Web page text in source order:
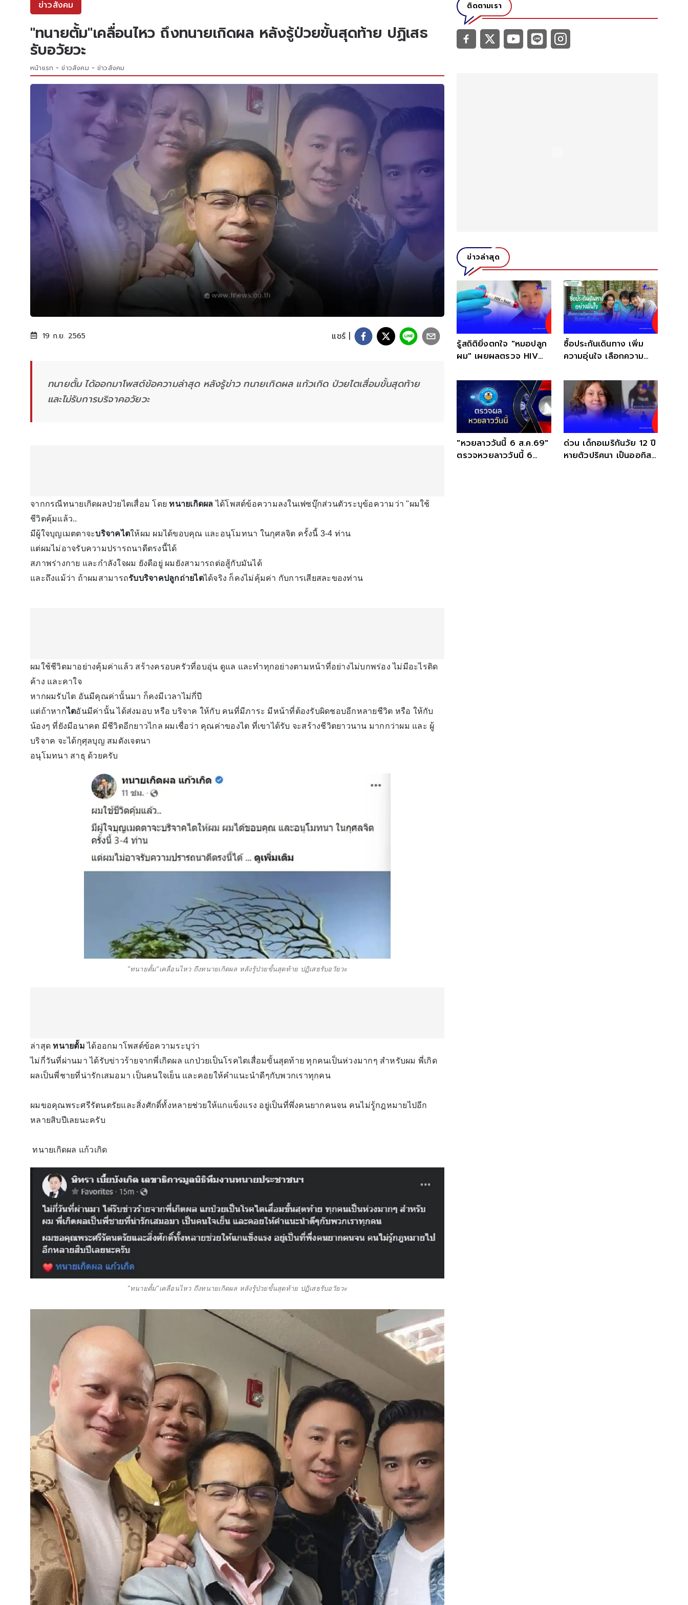
ข่าวสังคม
"ทนายตั้ม"เคลื่อนไหว ถึงทนายเกิดผล หลังรู้ป่วยขั้นสุดท้าย ปฏิเสธ
รับอวัยวะ
หน้าแรก ข่าวสังคม ข่าวสังคม
19 ก.ย. 2565 แชร์ |
ทนายตั้ม ได้ออกมาโพสต์ข้อความล่าสุด หลังรู้ข่าว ทนายเกิดผล แก้วเกิด ป่วยไตเสื่อมขั้นสุดท้าย
และไม่รับการบริจาคอวัยวะ
จากกรณีทนายเกิดผลป่วยไตเสื่อม โดยทนายเกิดผล ได้โพสต์ข้อความลงในเฟซบุ๊กส่วนตัวระบุข้อความว่า "ผมใช้
ชีวิตคุ้มแล้ว..
มีผู้ใจบุญเมตตาจะบริจาคไตให้ผม ผมได้ขอบคุณ และอนุโมทนา ในกุศลจิต ครั้งนี้ 3-4 ท่าน
แต่ผมไม่อาจรับความปรารถนาดีตรงนี้ได้
สภาพร่างกาย และกำลังใจผม ยังดีอยู่ ผมยังสามารถต่อสู้กับมันได้
และถึงแม้ว่า ถ้าผมสามารถรับบริจาคปลูกถ่ายไตได้จริง ก็คงไม่คุ้มค่า กับการเสียสละของท่าน
ผมใช้ชีวิตมาอย่างคุ้มค่าแล้ว สร้างครอบครัวที่อบอุ่น ดูแล และทำทุกอย่างตามหน้าที่อย่างไม่บกพร่อง ไม่มีอะไรติด
ค้าง และคาใจ
หากผมรับไต อันมีคุณค่านั้นมา ก็คงมีเวลาไม่กี่ปี
แต่ถ้าหากไตอันมีค่านั้น ได้ส่งมอบ หรือ บริจาค ให้กับ คนที่มีภาระ มีหน้าที่ต้องรับผิดชอบอีกหลายชีวิต หรือ ให้กับ
น้องๆ ที่ยังมีอนาคต มีชีวิตอีกยาวไกล ผมเชื่อว่า คุณค่าของไต ที่เขาได้รับ จะสร้างชีวิตยาวนาน มากกว่าผม และ ผู้
บริจาค จะได้กุศุลบุญ สมดังเจตนา
อนุโมทนา สาธุ ด้วยครับ
"ทนายตั้ม"เคลื่อนไหว ถึงทนายเกิดผล หลังรู้ป่วยขั้นสุดท้าย ปฏิเสธรับอวัยวะ
ล่าสุด ทนายตั้ม ได้ออกมาโพสต์ข้อความระบุว่า
ไม่กี่วันที่ผ่านมา ได้รับข่าวร้ายจากพี่เกิดผล แกป่วยเป็นโรคไตเสื่อมขั้นสุดท้าย ทุกคนเป็นห่วงมากๆ สำหรับผม พี่เกิด
ผลเป็นพี่ชายที่น่ารักเสมอมา เป็นคนใจเย็น และคอยให้คำแนะนำดีๆกับพวกเราทุกคน
ผมขอคุณพระศรีรัตนตรัยและสิ่งศักดิ์ทั้งหลายช่วยให้แกแข็งแรง อยู่เป็นที่พึ่งคนยากคนจน คนไม่รู้กฎหมายไปอีก
หลายสิบปีเลยนะครับ
ทนายเกิดผล แก้วเกิด
"ทนายตั้ม"เคลื่อนไหว ถึงทนายเกิดผล หลังรู้ป่วยขั้นสุดท้าย ปฏิเสธรับอวัยวะ
ติดตามเรา
ข่าวล่าสุด
รู้สถิติยิ่งตกใจ "หมอปลูก
ผม" เผยผลตรวจ HIV
ซื้อประกันเดินทาง เพิ่ม
ความอุ่นใจ เลือกความ
"หวยลาววันนี้ 6 ส.ค.69"
ตรวจหวยลาววันนี้ 6
ด่วน เด็กอเมริกันวัย 12 ปี
หายตัวปริศนา เป็นออทิสติ